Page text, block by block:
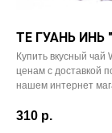
ТЕ ГУАНЬ ИНЬ
Купить вкусный
ценам с доставкой
нашем интернет
310 р.